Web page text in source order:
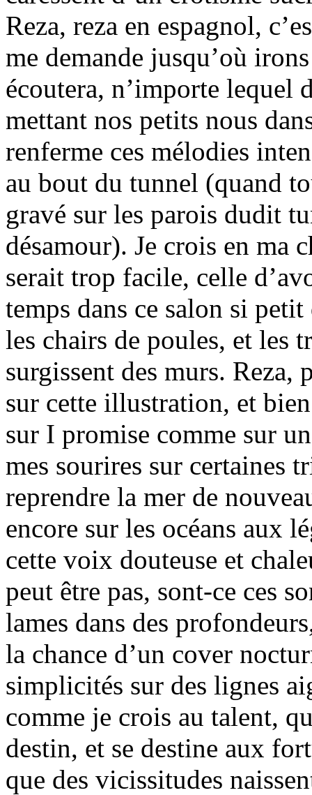
Reza, reza en espagnol,
me demande jusqu’où
écoutera, n’importe lequel
mettant nos petits nous
renferme ces mélodies
au bout du tunnel (quand
gravé sur les parois dudit
désamour). Je crois en ma
serait trop facile, celle
temps dans ce salon si
les chairs de poules, et les
surgissent des murs.
sur cette illustration, et
sur I promise comme sur
mes sourires sur certaines
reprendre la mer de
encore sur les océans aux
cette voix douteuse et
peut être pas, sont-ce ces
lames dans des
la chance d’un cover
simplicités sur des lignes
comme je crois au talent,
destin, et se destine aux
que des vicissitudes